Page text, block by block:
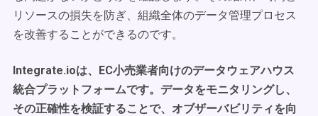
リソースの損失を防ぎ、組織全体のデータ管理プロセス
を改善することができるのです。
Integrate.ioは、EC小売業者向けのデータウェアハウス
統合プラットフォームです。データをモニタリングし、
その正確性を検証することで、オブザーバビリティを向